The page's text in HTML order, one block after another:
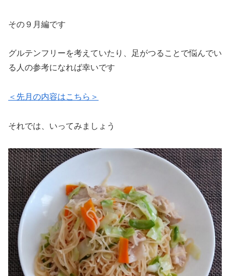
その９月編です
グルテンフリーを考えていたり、足がつることで悩んでい
る人の参考になれば幸いです
＜先月の内容はこちら＞
それでは、いってみましょう